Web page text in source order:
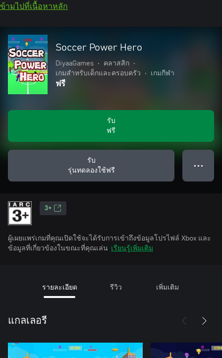
ข้ามไปที่เนื้อหาหลัก
Soccer Power Hero
DiyaaGames • คลาสสิก
•
เกมสำหรับเด็กและครอบครัว
• เกมกีฬา
ฟรี
รับ
ฟรี
รับ
รุ่นทดลองใช้ฟรี
● ● ●
3+
ผู้เผยแพร่เกมที่คุณเปิดใช้จะได้รับการเข้าถึงข้อมูลโปรไฟล์ Xbox และ
ข้อมูลที่เกี่ยวข้องในขณะที่คุณเล่น เรียนรู้เพิ่มเติม
รายละเอียด รีวิว เพิ่มเติม
แกลเลอรี